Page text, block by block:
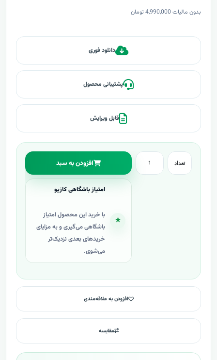
بدون مالیات 4,990,000 تومان
دانلود فوری
پشتیبانی محصول
قابل ویرایش
تعداد افزودن به سبد
★
امتیاز باشگاهی کازیو
با خرید این محصول امتیاز
باشگاهی می‌گیری و به مزایای
خریدهای بعدی نزدیک‌تر
می‌شوی.
افزودن به علاقه‌مندی
مقایسه